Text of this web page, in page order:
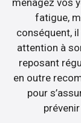
ménagez vos
fatigue,
conséquent,
attention à
reposant
en outre
pour